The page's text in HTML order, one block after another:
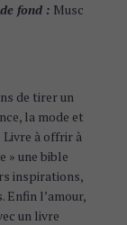
fond : Musc
de tirer un
la mode et
Livre à offrir à
» une bible
inspirations,
Enfin l’amour,
un livre